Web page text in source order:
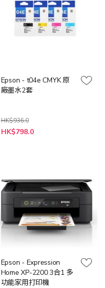
Epson - t04e CMYK 原
廠墨水2套
HK$936.0
特
殊
HK$798.0
Epson - Expression
Home XP-2200 3合1 多
功能家用打印機